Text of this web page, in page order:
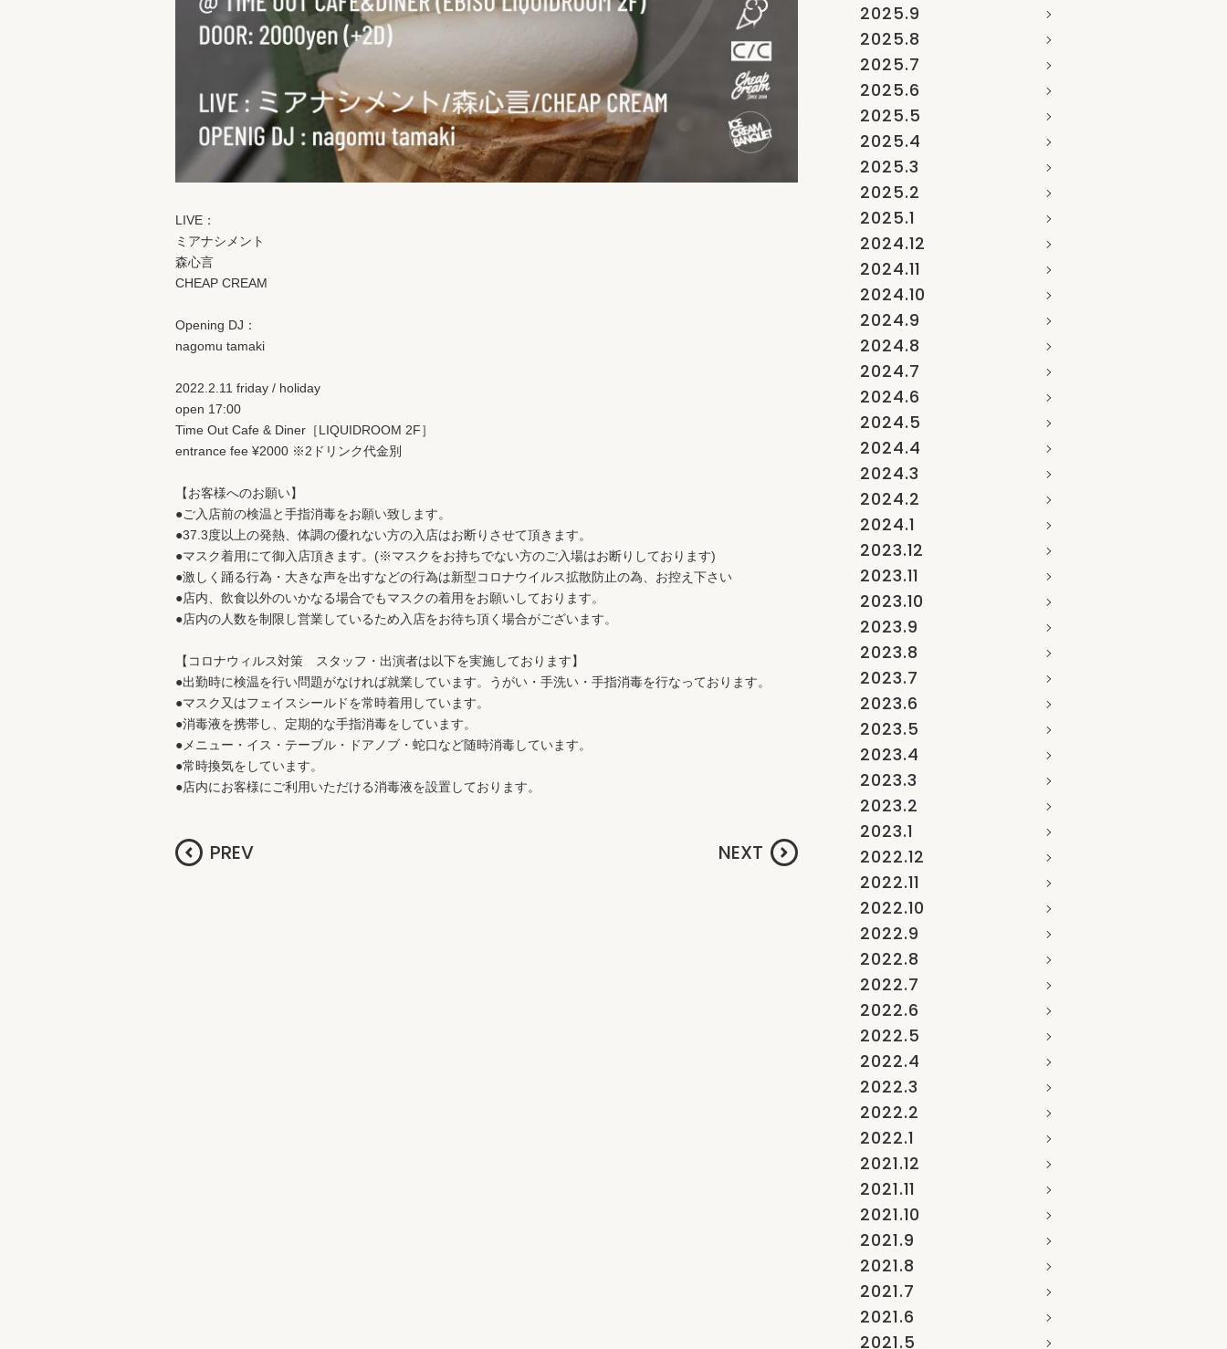
LIVE：
ミアナシメント
森心言
CHEAP CREAM
Opening DJ：
nagomu tamaki
2022.2.11 friday / holiday
open 17:00
Time Out Cafe & Diner［LIQUIDROOM 2F］
entrance fee ¥2000 ※2ドリンク代金別
【お客様へのお願い】
●ご入店前の検温と手指消毒をお願い致します。
●37.3度以上の発熱、体調の優れない方の入店はお断りさせて頂きます。
●マスク着用にて御入店頂きます。(※マスクをお持ちでない方のご入場はお断りしております)
●激しく踊る行為・大きな声を出すなどの行為は新型コロナウイルス拡散防止の為、お控え下さい
●店内、飲食以外のいかなる場合でもマスクの着用をお願いしております。
●店内の人数を制限し営業しているため入店をお待ち頂く場合がございます。
【コロナウィルス対策 スタッフ・出演者は以下を実施しております】
●出勤時に検温を行い問題がなければ就業しています。うがい・手洗い・手指消毒を行なっております。
●マスク又はフェイスシールドを常時着用しています。
●消毒液を携帯し、定期的な手指消毒をしています。
●メニュー・イス・テーブル・ドアノブ・蛇口など随時消毒しています。
●常時換気をしています。
●店内にお客様にご利用いただける消毒液を設置しております。
2025.9
2025.8
2025.7
2025.6
2025.5
2025.4
2025.3
2025.2
2025.1
2024.12
2024.11
2024.10
2024.9
2024.8
2024.7
2024.6
2024.5
2024.4
2024.3
2024.2
2024.1
2023.12
2023.11
2023.10
2023.9
2023.8
2023.7
2023.6
2023.5
2023.4
2023.3
2023.2
2023.1
2022.12
2022.11
2022.10
2022.9
2022.8
2022.7
2022.6
2022.5
2022.4
2022.3
2022.2
2022.1
2021.12
2021.11
2021.10
2021.9
2021.8
2021.7
2021.6
2021.5